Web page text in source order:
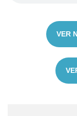
VER